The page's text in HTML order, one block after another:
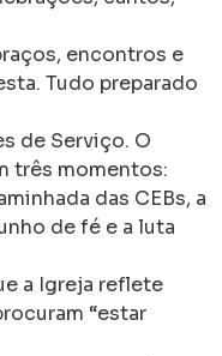
encontros e
Tudo preparado
de Serviço. O
três momentos:
das CEBs, a
de fé e a luta
a Igreja reflete
“estar